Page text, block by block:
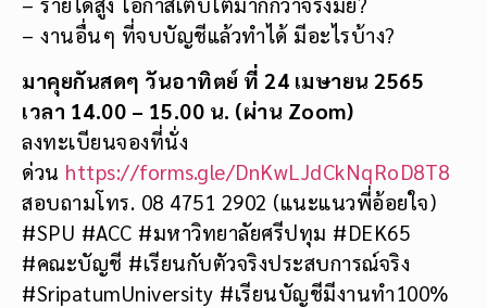
– งานอื่นๆ ที่จบบัญชีแล้วทำได้ มีอะไรบ้าง?
มาคุยกันสดๆ วันอาทิตย์ ที่ 24 เมษายน 2565
เวลา 14.00 – 15.00 น. (ผ่าน Zoom)
ลงทะเบียนจองที่นั่ง
ด่วน https://forms.gle/DnKwLJdCkNqRoD8T8
สอบถามโทร. 08 4751 2902 (แนะแนวพี่อ้อยใจ)
#SPU #ACC #มหาวิทยาลัยศรีปทุม #DEK65
#คณะบัญชี #เรียนกับตัวจริงประสบการณ์จริง
#SripatumUniversity #เรียนบัญชีมีงานทำ100%